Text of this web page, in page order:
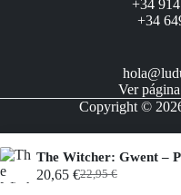
+34
+34
Ver
Copyright ©
22,95€
El
20,65 €
El